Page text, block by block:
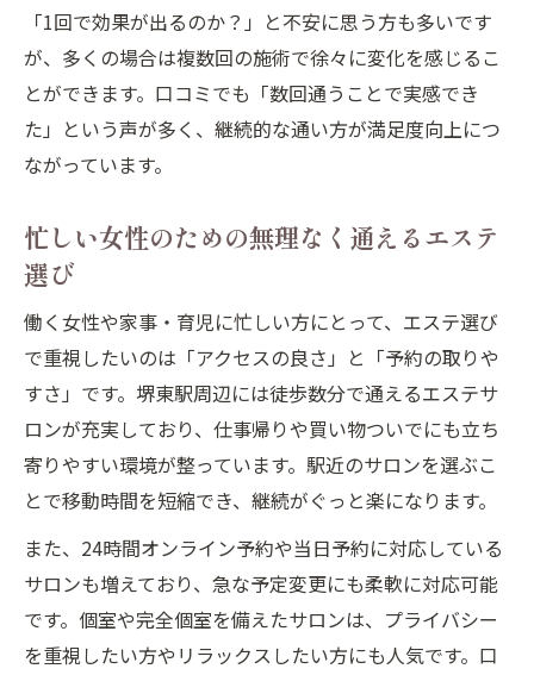
「1回で効果が出るのか？」と不安に思う方も多いです
が、多くの場合は複数回の施術で徐々に変化を感じるこ
とができます。口コミでも「数回通うことで実感でき
た」という声が多く、継続的な通い方が満足度向上につ
ながっています。
忙しい女性のための無理なく通えるエステ
選び
働く女性や家事・育児に忙しい方にとって、エステ選び
で重視したいのは「アクセスの良さ」と「予約の取りや
すさ」です。堺東駅周辺には徒歩数分で通えるエステサ
ロンが充実しており、仕事帰りや買い物ついでにも立ち
寄りやすい環境が整っています。駅近のサロンを選ぶこ
とで移動時間を短縮でき、継続がぐっと楽になります。
また、24時間オンライン予約や当日予約に対応している
サロンも増えており、急な予定変更にも柔軟に対応可能
です。個室や完全個室を備えたサロンは、プライバシー
を重視したい方やリラックスしたい方にも人気です。口